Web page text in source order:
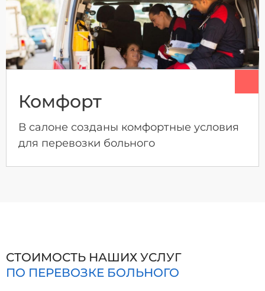
Комфорт
В салоне созданы комфортные условия
для перевозки больного
СТОИМОСТЬ НАШИХ УСЛУГ
ПО ПЕРЕВОЗКЕ БОЛЬНОГО